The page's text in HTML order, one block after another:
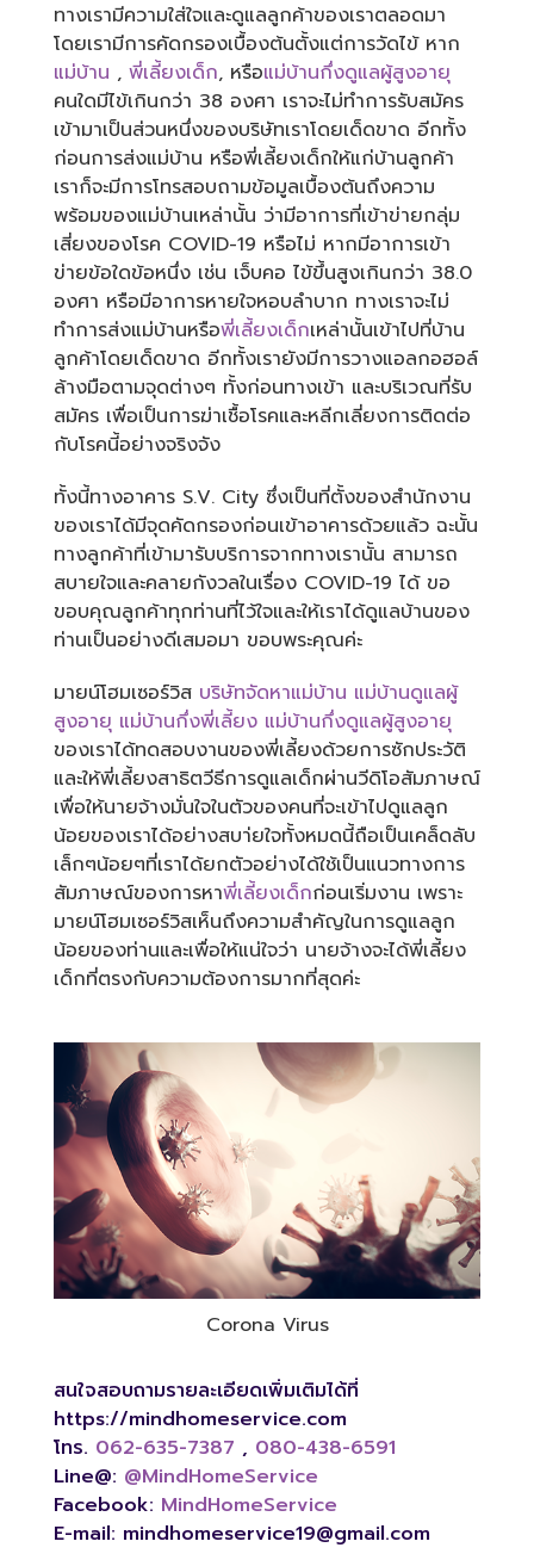
ทางเรามีความใส่ใจและดูแลลูกค้าของเราตลอดมา
โดยเรามีการคัดกรองเบื้องต้นตั้งแต่การวัดไข้ หาก
แม่บ้าน , พี่เลี้ยงเด็ก, หรือแม่บ้านกึ่งดูแลผู้สูงอายุ
คนใดมีไข้เกินกว่า 38 องศา เราจะไม่ทำการรับสมัคร
เข้ามาเป็นส่วนหนึ่งของบริษัทเราโดยเด็ดขาด อีกทั้ง
ก่อนการส่งแม่บ้าน หรือพี่เลี้ยงเด็กให้แก่บ้านลูกค้า
เราก็จะมีการโทรสอบถามข้อมูลเบื้องต้นถึงความ
พร้อมของแม่บ้านเหล่านั้น ว่ามีอาการที่เข้าข่ายกลุ่ม
เสี่ยงของโรค COVID-19 หรือไม่ หากมีอาการเข้า
ข่ายข้อใดข้อหนึ่ง เช่น เจ็บคอ ไข้ขึ้นสูงเกินกว่า 38.0
องศา หรือมีอาการหายใจหอบลำบาก ทางเราจะไม่
ทำการส่งแม่บ้านหรือพี่เลี้ยงเด็กเหล่านั้นเข้าไปที่บ้าน
ลูกค้าโดยเด็ดขาด อีกทั้งเรายังมีการวางแอลกอฮอล์
ล้างมือตามจุดต่างๆ ทั้งก่อนทางเข้า และบริเวณที่รับ
สมัคร เพื่อเป็นการฆ่าเชื้อโรคและหลีกเลี่ยงการติดต่อ
กับโรคนี้อย่างจริงจัง
ทั้งนี้ทางอาคาร S.V. City ซึ่งเป็นที่ตั้งของสำนักงาน
ของเราได้มีจุดคัดกรองก่อนเข้าอาคารด้วยแล้ว ฉะนั้น
ทางลูกค้าที่เข้ามารับบริการจากทางเรานั้น สามารถ
สบายใจและคลายกังวลในเรื่อง COVID-19 ได้ ขอ
ขอบคุณลูกค้าทุกท่านที่ไว้ใจและให้เราได้ดูแลบ้านของ
ท่านเป็นอย่างดีเสมอมา ขอบพระคุณค่ะ
มายน์โฮมเซอร์วิส บริษัทจัดหาแม่บ้าน แม่บ้านดูแลผู้
สูงอายุ แม่บ้านกึ่งพี่เลี้ยง แม่บ้านกึ่งดูแลผู้สูงอายุ
ของเราได้ทดสอบงานของพี่เลี้ยงด้วยการซักประวัติ
และให้พี่เลี้ยงสาธิตวีธีการดูแลเด็กผ่านวีดิโอสัมภาษณ์
เพื่อให้นายจ้างมั่นใจในตัวของคนที่จะเข้าไปดูแลลูก
น้อยของเราได้อย่างสบา่ยใจทั้งหมดนี้ถือเป็นเคล็ดลับ
เล็กๆน้อยๆที่เราได้ยกตัวอย่างได้ใช้เป็นแนวทางการ
สัมภาษณ์ของการหาพี่เลี้ยงเด็กก่อนเริ่มงาน เพราะ
มายน์โฮมเซอร์วิสเห็นถึงความสำคัญในการดูแลลูก
น้อยของท่านและเพื่อให้แน่ใจว่า นายจ้างจะได้พี่เลี้ยง
เด็กที่ตรงกับความต้องการมากที่สุดค่ะ
Corona Virus
สนใจสอบถามรายละเอียดเพิ่มเติมได้ที่
https://mindhomeservice.com
โทร. 062-635-7387 , 080-438-6591
Line@: @MindHomeService
Facebook: MindHomeService
E-mail: mindhomeservice19@gmail.com